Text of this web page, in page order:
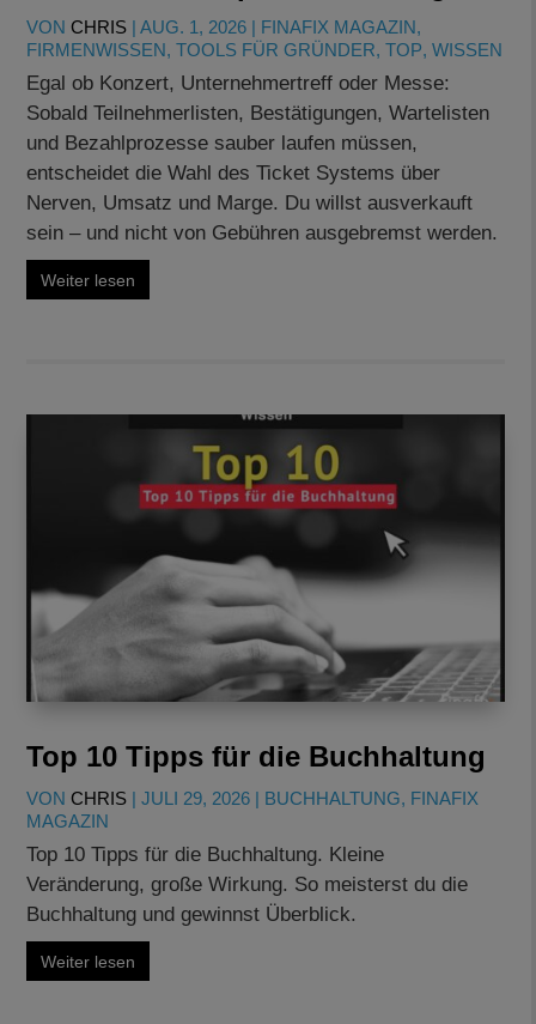
VONCHRIS |AUG. 1, 2026 | FINAFIX MAGAZIN,
FIRMENWISSEN,TOOLS FÜR GRÜNDER,TOP,WISSEN
Egal ob Konzert, Unternehmertreff oder Messe:
Sobald Teilnehmerlisten, Bestätigungen, Wartelisten
und Bezahlprozesse sauber laufen müssen,
entscheidet die Wahl des Ticket Systems über
Nerven, Umsatz und Marge. Du willst ausverkauft
sein – und nicht von Gebühren ausgebremst werden.
Weiter lesen
Top 10 Tipps für die Buchhaltung
VONCHRIS |JULI 29, 2026 | BUCHHALTUNG, FINAFIX
MAGAZIN
Top 10 Tipps für die Buchhaltung. Kleine
Veränderung, große Wirkung. So meisterst du die
Buchhaltung und gewinnst Überblick.
Weiter lesen